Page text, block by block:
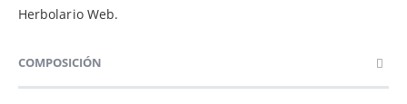
Herbolario Web.
COMPOSICIÓN